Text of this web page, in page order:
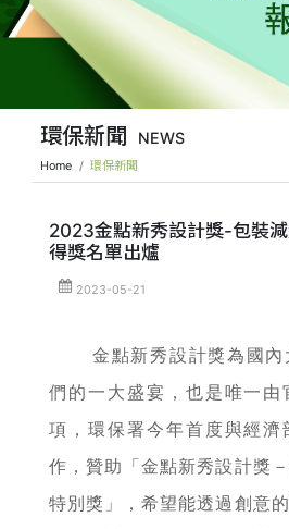
環保新聞 NEWS
Home 環保新聞
2023金點新秀設計獎-包裝
得獎名單出爐
2023-05-21
金點新秀設計獎為國
們的一大盛宴，也是唯一由
項，環保署今年首度與經濟
作，贊助「金點新秀設計獎
特別獎」，希望能透過創意